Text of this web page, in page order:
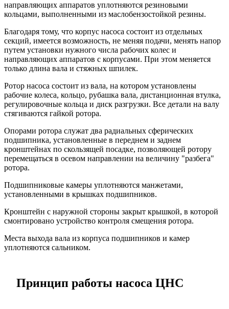
направляющих аппаратов уплотняются резиновыми
кольцами, выполненными из маслобензостойкой резины.
Благодаря тому, что корпус насоса состоит из отдельных
секций, имеется возможность, не меняя подачи, менять напор
путем установки нужного числа рабочих колес и
направляющих аппаратов с корпусами. При этом меняется
только длина вала и стяжных шпилек.
Ротор насоса состоит из вала, на котором установлены
рабочие колеса, кольцо, рубашка вала, дистанционная втулка,
регулировочные кольца и диск разгрузки. Все детали на валу
стягиваются гайкой ротора.
Опорами ротора служат два радиальных сферических
подшипника, установленные в переднем и заднем
кронштейнах по скользящей посадке, позволяющей ротору
перемещаться в осевом направлении на величину "разбега"
ротора.
Подшипниковые камеры уплотняются манжетами,
установленными в крышках подшипников.
Кронштейн с наружной стороны закрыт крышкой, в которой
смонтировано устройство контроля смещения ротора.
Места выхода вала из корпуса подшипников и камер
уплотняются сальником.
Принцип работы насоса ЦНС